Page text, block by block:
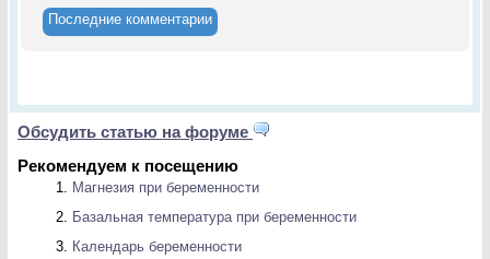
Последние комментарии
Обсудить статью на форуме
Рекомендуем к посещению
Магнезия при беременности
Базальная температура при беременности
Календарь беременности